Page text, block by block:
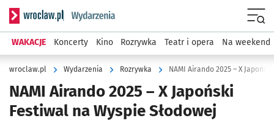
Serwis informacyjny wroclaw.pl podserwis: Wydarzenia
WAKACJE Koncerty Kino Rozrywka Teatr i opera Na weekend
wroclaw.pl Wydarzenia Rozrywka NAMI Airando 2025 – X
NAMI Airando 2025 – X Japoński
Festiwal na Wyspie Słodowej